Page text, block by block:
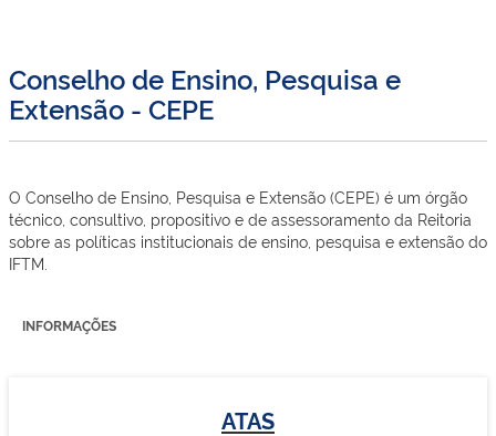
Conselho de Ensino, Pesquisa e
Extensão - CEPE
O Conselho de Ensino, Pesquisa e Extensão (CEPE) é um órgão
técnico, consultivo, propositivo e de assessoramento da Reitoria
sobre as políticas institucionais de ensino, pesquisa e extensão do
IFTM.
INFORMAÇÕES
ATAS